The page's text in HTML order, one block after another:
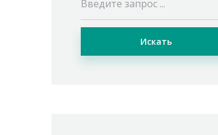
Искать